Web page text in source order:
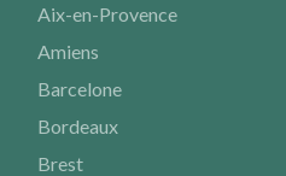
Aix-en-Provence
Amiens
Barcelone
Bordeaux
Brest